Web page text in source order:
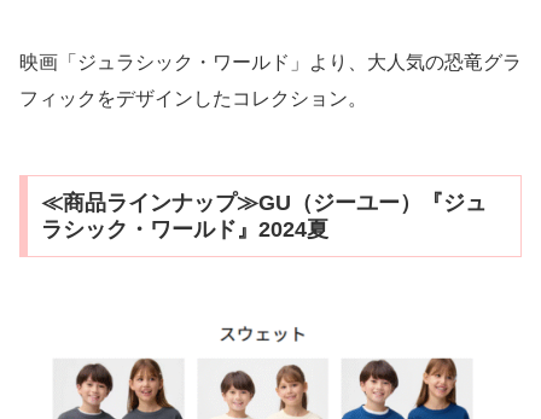
映画「ジュラシック・ワールド」より、​大人気の恐竜グラ
フィックを​デザインしたコレクション。
​≪商品ラインナップ≫GU（ジーユー）『ジュ
ラシック・ワールド』2024夏